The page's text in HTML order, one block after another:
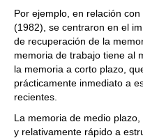
Por ejemplo, en relación
(1982), se centraron en el
de recuperación de la
memoria de trabajo tiene al
la memoria a corto plazo,
prácticamente inmediato a
recientes.
La memoria de medio
y relativamente rápido a